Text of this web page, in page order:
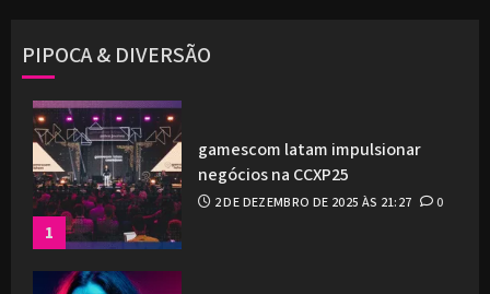
PIPOCA & DIVERSÃO
1
gamescom latam impulsionar
negócios na CCXP25
2 DE DEZEMBRO DE 2025 ÀS 21:27 0